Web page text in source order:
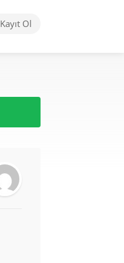
Kayıt Ol